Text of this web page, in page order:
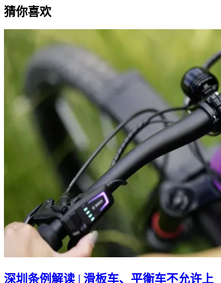
猜你喜欢
深圳条例解读 | 滑板车、平衡车不允许上